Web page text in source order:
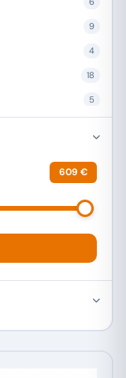
9
4
18
5
609 €